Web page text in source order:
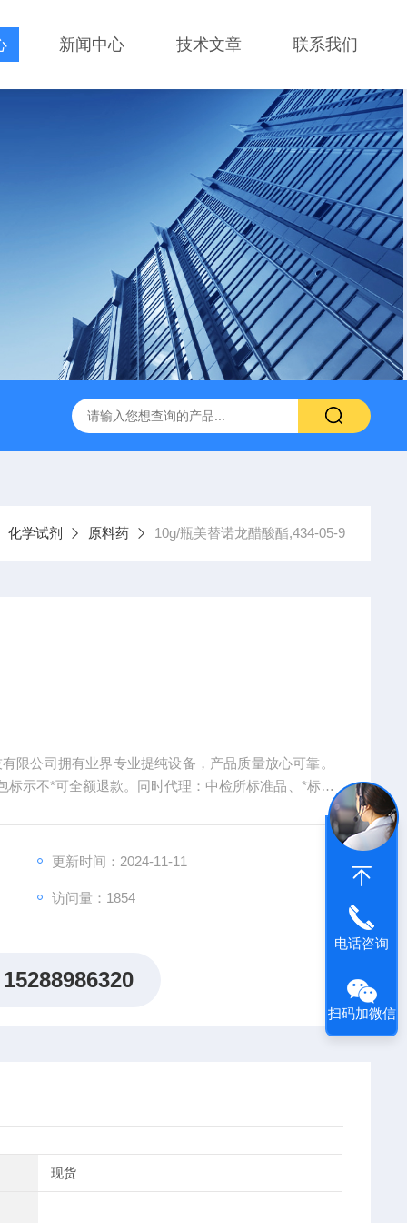
新闻中心 技术文章 联系我们
试剂盒,免费代测
化学试剂 原料药 10g/瓶美替诺龙醋酸酯,434-05-9
限公司拥有业界专业提纯设备，产品质量放心可靠。
示不*可全额退款。同时代理：中检所标准品、*标准
更新时间：2024-11-11
访问量：1854
15288986320
现货
电话咨询
扫码加微信